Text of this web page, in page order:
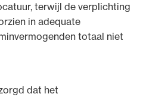
terwijl de verplichting
in adequate
totaal niet
dat het